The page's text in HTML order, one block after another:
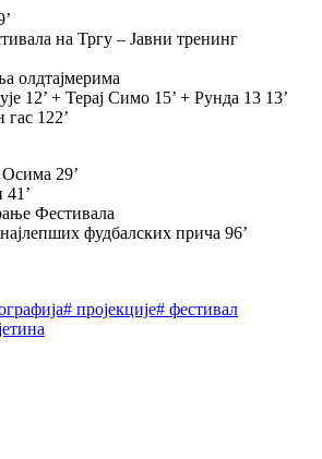
на Тргу – Јавни тренинг
олдтајмерима
12’ + Терај Симо 15’ + Рунда 13 13’
122’
29’
Фестивала
фудбалских прича 96’
# пројекције# фестивал